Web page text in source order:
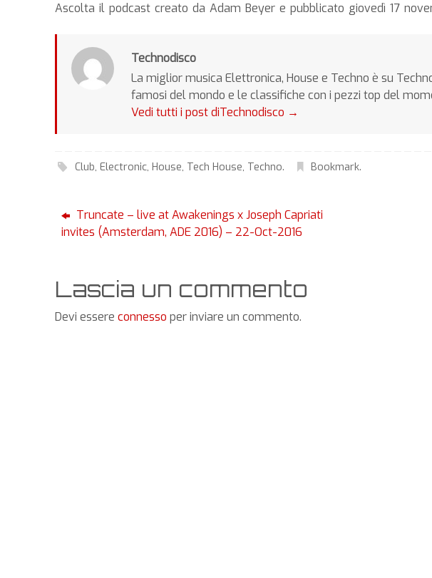
Ascolta il podcast creato da Adam Beyer e pubblicato giovedì 17
Technodisco
La miglior musica Elettronica, House e Techno è su
famosi del mondo e le classifiche con i pezzi top del
Vedi tutti i post diTechnodisco →
Club,Electronic,House, Tech House, Techno. Bookmark.
Truncate – live at Awakenings x Joseph Capriati
invites (Amsterdam, ADE 2016) – 22-Oct-2016
Lascia un commento
Devi essere connesso per inviare un commento.